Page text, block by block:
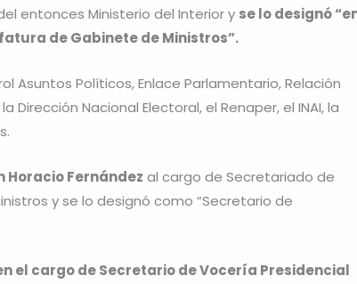
entonces Ministerio del Interior y se lo designó
de Gabinete de Ministros”.
Políticos, Enlace Parlamentario, Relación
Dirección Nacional Electoral, el Renaper, el INAI, la
Horacio Fernández al cargo de Secretariado de
y se lo designó como “Secretario de
el cargo de Secretario de Vocería Presidencial